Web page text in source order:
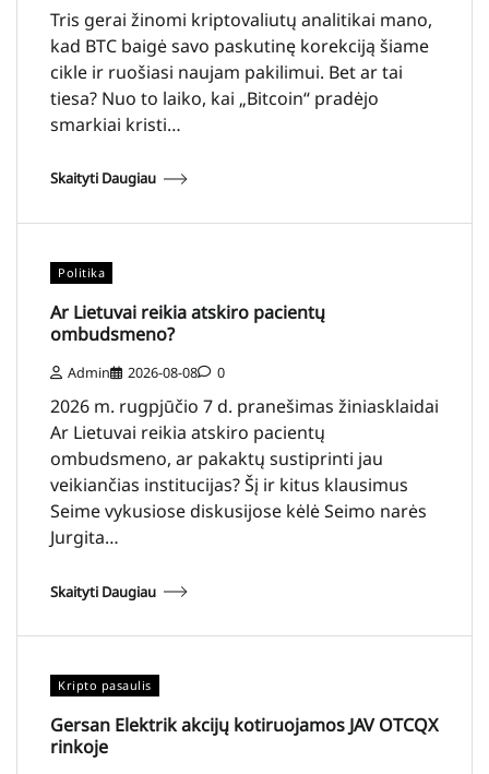
Tris gerai žinomi kriptovaliutų analitikai mano,
kad BTC baigė savo paskutinę korekciją šiame
cikle ir ruošiasi naujam pakilimui. Bet ar tai
tiesa? Nuo to laiko, kai „Bitcoin“ pradėjo
smarkiai kristi…
Skaityti Daugiau
Politika
Ar Lietuvai reikia atskiro pacientų
ombudsmeno?
Admin 2026-08-08 0
2026 m. rugpjūčio 7 d. pranešimas žiniasklaidai
Ar Lietuvai reikia atskiro pacientų
ombudsmeno, ar pakaktų sustiprinti jau
veikiančias institucijas? Šį ir kitus klausimus
Seime vykusiose diskusijose kėlė Seimo narės
Jurgita…
Skaityti Daugiau
Kripto pasaulis
Gersan Elektrik akcijų kotiruojamos JAV OTCQX
rinkoje